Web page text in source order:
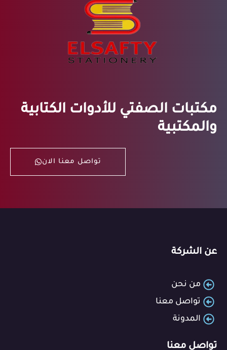
مكتبات الصفتي للأدوات الكتابية
والمكتبية
تواصل معنا الان
عن الشركة
من نحن
تواصل معنا
المدونة
تواصل معنا